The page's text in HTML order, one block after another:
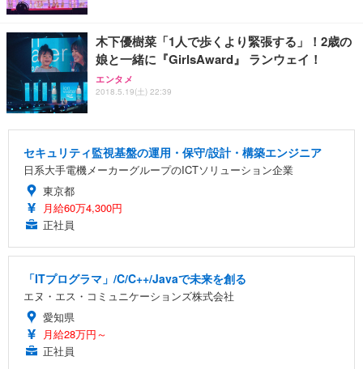
木下優樹菜「1人で歩くより緊張する」！2歳の
娘と一緒に『GirlsAward』 ランウェイ！
エンタメ
2018.5.19(土) 22:39
セキュリティ監視基盤の運用・保守/設計・構築エンジニア
日系大手電機メーカーグループのICTソリューション企業
東京都
月給60万4,300円
正社員
「ITプログラマ」/C/C++/Javaで未来を創る
エヌ・エス・コミュニケーションズ株式会社
愛知県
月給28万円～
正社員